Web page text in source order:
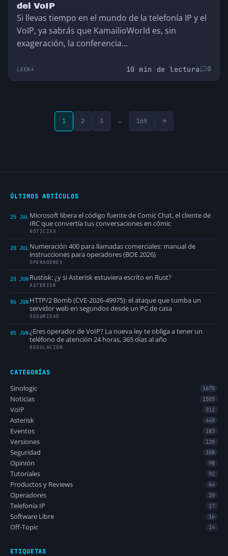
del VoIP
Si llevas tiempo en el mundo de la telefonía IP y el
VoIP, ya sabrás que KamailioWorld es, sin
exageración, la conferencia…
LEER 10 min de lectura 0
1 2 3 … 169 →
ÚLTIMOS ARTÍCULOS
25 JUL Microsoft libera el código fuente de Comic Chat, el cliente de
IRC que convertía tus conversaciones en cómic
NOTICIAS
20 JUL Numeración 400 para llamadas comerciales: manual de
instrucciones para operadores (BOE 2026)
OPERADORES
25 JUN Rustisk: ¿y si Asterisk estuviera escrito en Rust?
ASTERISK
06 JUN HTTP/2 Bomb (CVE-2026-49975): el ataque que tumba un
servidor web en segundos desde un PC de casa
SEGURIDAD
05 JUN¿Eres operador de VoIP? La nueva ley te obliga a tener un
teléfono de atención 24 horas, 365 días al año
REGULACIÓN
CATEGORÍAS
Sinologic 1675
Noticias 1505
VoIP 512
Asterisk 448
Eventos 183
Versiones 120
Seguridad 108
Opinión 98
Tutoriales 92
Productos y Reviews 64
Operadores 20
Telefonía IP 17
Software Libre 16
Off-Topic 14
ETIQUETAS